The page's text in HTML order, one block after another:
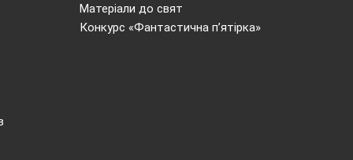
для
Матеріали до свят
Конкурс «Фантастична п’ятірка»